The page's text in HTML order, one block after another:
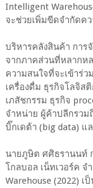
Intelligent
จะช่วยเพิ่มขีดจํากัดค
บริหารคลังสินค้า การ
จากภาคส่วนที่หลากห
ความสนใจที่จะเข้าร่ว
เครื่องดื่ม ธุรกิจโลจิส
เภสัชกรรม ธุรกิจ
จําหน่าย ผู้ค้าปลีกรว
บิ๊กเดต้า (big data)
นายภูษิต ศศิธรานนท์
โกลบอล เน็ทเวอร์ค
Warehouse (2022)